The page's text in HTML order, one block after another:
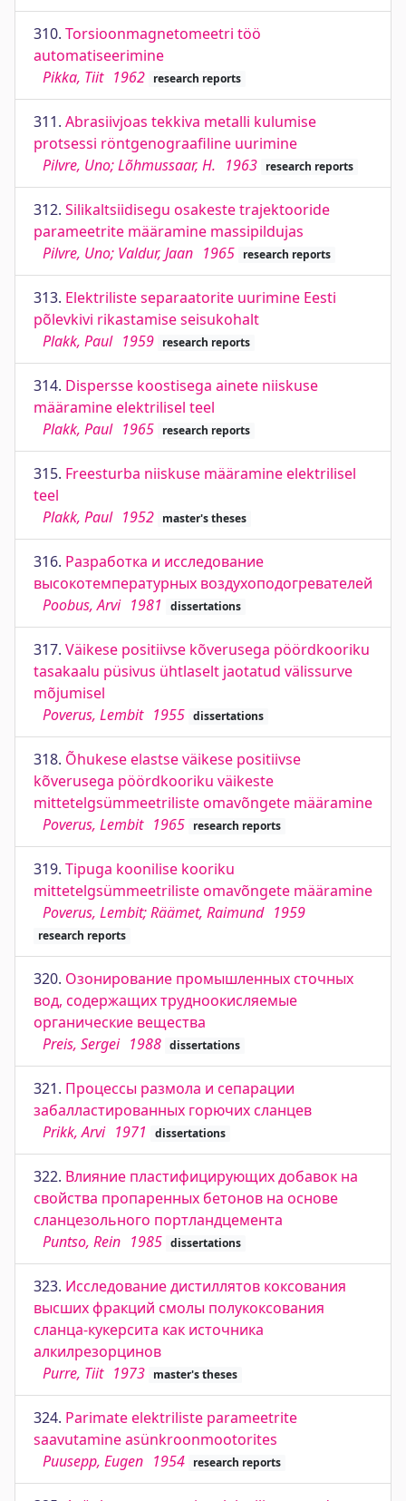
310. Torsioonmagnetomeetri töö
automatiseerimine
Pikka, Tiit 1962 research reports
311. Abrasiivjoas tekkiva metalli kulumise
protsessi röntgenograafiline uurimine
Pilvre, Uno; Lõhmussaar, H. 1963 research reports
312. Silikaltsiidisegu osakeste trajektooride
parameetrite määramine massipildujas
Pilvre, Uno; Valdur, Jaan 1965 research reports
313. Elektriliste separaatorite uurimine Eesti
põlevkivi rikastamise seisukohalt
Plakk, Paul 1959 research reports
314. Dispersse koostisega ainete niiskuse
määramine elektrilisel teel
Plakk, Paul 1965 research reports
315. Freesturba niiskuse määramine elektrilisel
teel
Plakk, Paul 1952 master's theses
316. Разработка и исследование
высокотемпературных воздухоподогревателей
Poobus, Arvi 1981 dissertations
317. Väikese positiivse kõverusega pöördkooriku
tasakaalu püsivus ühtlaselt jaotatud välissurve
mõjumisel
Poverus, Lembit 1955 dissertations
318. Õhukese elastse väikese positiivse
kõverusega pöördkooriku väikeste
mittetelgsümmeetriliste omavõngete määramine
Poverus, Lembit 1965 research reports
319. Tipuga koonilise kooriku
mittetelgsümmeetriliste omavõngete määramine
Poverus, Lembit; Räämet, Raimund 1959
research reports
320. Озонирование промышленных сточных
вод, содержащих трудноокисляемые
органические вещества
Preis, Sergei 1988 dissertations
321. Процессы размола и сепарации
забалластированных горючих сланцев
Prikk, Arvi 1971 dissertations
322. Влияние пластифицирующих добавок на
свойства пропаренных бетонов на основе
сланцезольного портландцемента
Puntso, Rein 1985 dissertations
323. Исследование дистиллятов коксования
высших фракций смолы полукоксования
сланца-кукерсита как источника
алкилрезорцинов
Purre, Tiit 1973 master's theses
324. Parimate elektriliste parameetrite
saavutamine asünkroonmootorites
Puusepp, Eugen 1954 research reports